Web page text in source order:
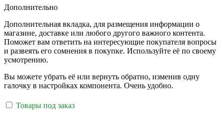
Дополнительно
Дополнительная вкладка, для размещения информации о
магазине, доставке или любого другого важного контента.
Поможет вам ответить на интересующие покупателя вопросы
и развеять его сомнения в покупке. Используйте её по своему
усмотрению.
Вы можете убрать её или вернуть обратно, изменив одну
галочку в настройках компонента. Очень удобно.
Товары под заказ